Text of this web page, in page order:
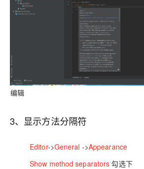
编辑
3、显示方法分隔符
Editor->General ->Appearance
Show method separators勾选下